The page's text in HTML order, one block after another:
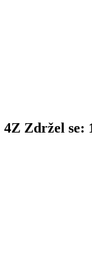
4Z Zdržel se: